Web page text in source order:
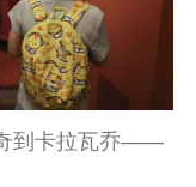
到卡拉瓦乔——